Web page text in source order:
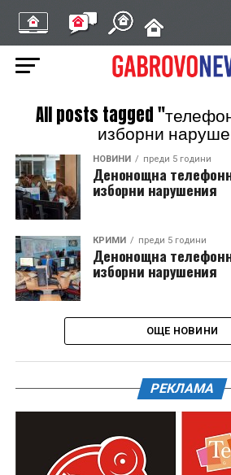
All posts tagged
изборни
НОВИНИ преди 5 години
Денонощна
изборни нарушения
КРИМИ преди 5 години
Денонощна
изборни нарушения
ОЩЕ НОВИНИ
РЕКЛАМА